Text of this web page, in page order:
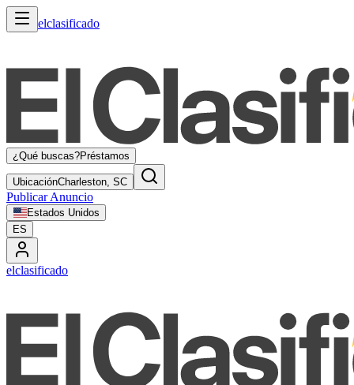
elclasificado
¿Qué buscas?Préstamos
UbicaciónCharleston, SC
Publicar Anuncio
Estados Unidos
ES
elclasificado